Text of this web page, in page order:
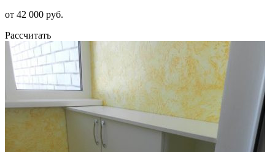
от 42 000 руб.
Рассчитать